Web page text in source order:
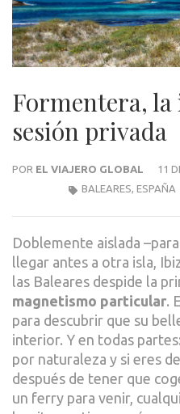
Formentera, la
sesión privada
POR EL VIAJERO GLOBAL
11
BALEARES, ESPAÑA
Doblemente aislada
llegar antes a otra isla,
las Baleares despide la
magnetismo particular.
para descubrir que su
interior. Y en todas partes:
por naturaleza y si eres
después de tener que
un ferry para venir,